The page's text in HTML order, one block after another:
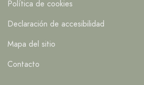
Política de cookies
Declaración de accesibilidad
Mapa del sitio
Contacto